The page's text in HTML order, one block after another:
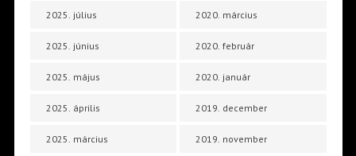
2025. július
2025. június
2025. május
2025. április
2025. március
2020. március
2020. február
2020. január
2019. december
2019. november